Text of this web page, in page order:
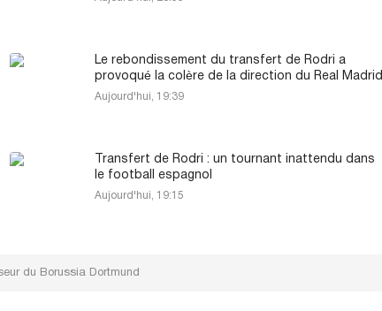
Le rebondissement du transfert de Rodri a
provoqué la colère de la direction du Real Madrid
Aujourd'hui, 19:39
Transfert de Rodri : un tournant inattendu dans
le football espagnol
Aujourd'hui, 19:15
du Borussia Dortmund